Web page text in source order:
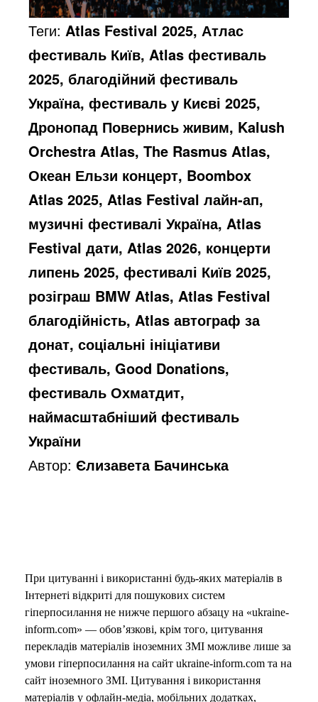
Теги:Atlas Festival 2025, Атлас
фестиваль Київ, Atlas фестиваль
2025, благодійний фестиваль
Україна, фестиваль у Києві 2025,
Дронопад Повернись живим, Kalush
Orchestra Atlas, The Rasmus Atlas,
Океан Ельзи концерт, Boombox
Atlas 2025, Atlas Festival лайн-ап,
музичні фестивалі Україна, Atlas
Festival дати, Atlas 2026, концерти
липень 2025, фестивалі Київ 2025,
розіграш BMW Atlas, Atlas Festival
благодійність, Atlas автограф за
донат, соціальні ініціативи
фестиваль, Good Donations,
фестиваль Охматдит,
наймасштабніший фестиваль
України
Автор:Єлизавета Бачинська
При цитуванні і використанні будь-яких матеріалів в
Інтернеті відкриті для пошукових систем
гіперпосилання не нижче першого абзацу на «ukraine-
inform.com» — обов’язкові, крім того, цитування
перекладів матеріалів іноземних ЗМІ можливе лише за
умови гіперпосилання на сайт ukraine-inform.com та на
сайт іноземного ЗМІ. Цитування і використання
матеріалів у офлайн-медіа, мобільних додатках,